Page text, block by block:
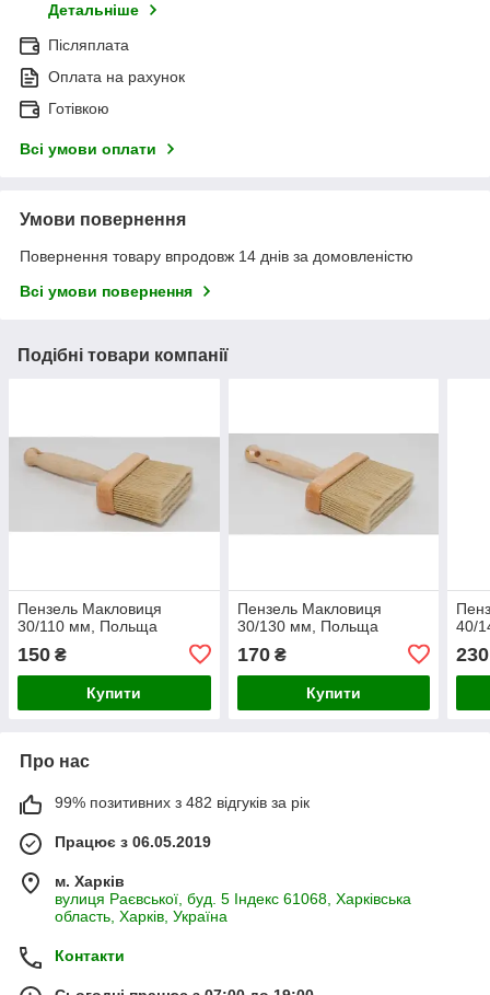
Детальніше
Післяплата
Оплата на рахунок
Готівкою
Всі умови оплати
Умови повернення
Повернення товару впродовж 14 днів за домовленістю
Всі умови повернення
Подібні товари компанії
Пензель Макловиця
30/110 мм, Польща
150 ₴
Купити
Пензель Макловиця
30/130 мм, Польща
170₴
Купити
40/
230
Про нас
99% позитивних з 482 відгуків за рік
Працює з 06.05.2019
м. Харків
вулиця Раєвської, буд. 5 Індекс 61068, Харківська
область, Харків, Україна
Контакти